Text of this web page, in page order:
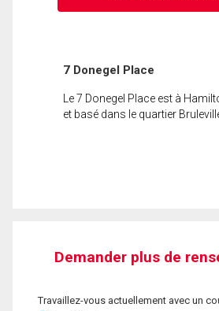
7 Donegel Place
Le 7 Donegel Place est à
et basé dans le quartier
Demander plus de
Travaillez-vous actuellement avec un